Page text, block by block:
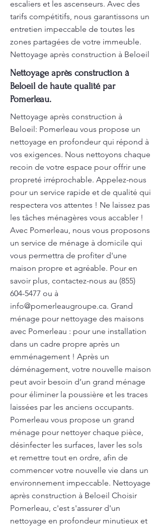
escaliers et les ascenseurs. Avec des
tarifs compétitifs, nous garantissons un
entretien impeccable de toutes les
zones partagées de votre immeuble.
Nettoyage après construction à Beloeil
Nettoyage après construction à
Beloeil de haute qualité par
Pomerleau.
Nettoyage après construction à
Beloeil: Pomerleau vous propose un
nettoyage en profondeur qui répond à
vos exigences. Nous nettoyons chaque
recoin de votre espace pour offrir une
propreté irréprochable. Appelez-nous
pour un service rapide et de qualité qui
respectera vos attentes ! Ne laissez pas
les tâches ménagères vous accabler !
Avec Pomerleau, nous vous proposons
un service de ménage à domicile qui
vous permettra de profiter d'une
maison propre et agréable. Pour en
savoir plus, contactez-nous au (855)
604-5477 ou à
info@pomerleaugroupe.ca. Grand
ménage pour nettoyage des maisons
avec Pomerleau : pour une installation
dans un cadre propre après un
emménagement ! Après un
déménagement, votre nouvelle maison
peut avoir besoin d’un grand ménage
pour éliminer la poussière et les traces
laissées par les anciens occupants.
Pomerleau vous propose un grand
ménage pour nettoyer chaque pièce,
désinfecter les surfaces, laver les sols
et remettre tout en ordre, afin de
commencer votre nouvelle vie dans un
environnement impeccable. Nettoyage
après construction à Beloeil Choisir
Pomerleau, c'est s'assurer d'un
nettoyage en profondeur minutieux et